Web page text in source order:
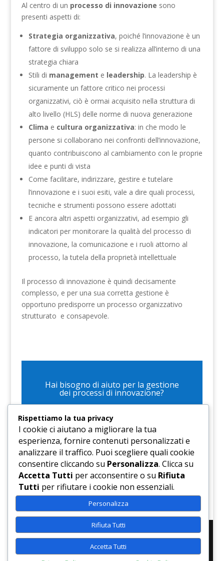
Al centro di un processo di innovazione sono
presenti aspetti di:
Strategia organizzativa, poiché l’innovazione è un
fattore di sviluppo solo se si realizza all’interno di una
strategia chiara
Stili di management e leadership. La leadership è
sicuramente un fattore critico nei processi
organizzativi, ciò è ormai acquisito nella struttura di
alto livello (HLS) delle norme di nuova generazione
Clima e cultura organizzativa: in che modo le
persone si collaborano nei confronti dell’innovazione,
quanto contribuiscono al cambiamento con le proprie
idee e punti di vista
Come facilitare, indirizzare, gestire e tutelare
l’innovazione e i suoi esiti, vale a dire quali processi,
tecniche e strumenti possono essere adottati
E ancora altri aspetti organizzativi, ad esempio gli
indicatori per monitorare la qualità del processo di
innovazione, la comunicazione e i ruoli attorno al
processo, la tutela della proprietà intellettuale
Il processo di innovazione è quindi decisamente
complesso, e per una sua corretta gestione è
opportuno predisporre un processo organizzativo
strutturato e consapevole.
Hai bisogno di aiuto per la gestione
dei processi di innovazione?
CONTATTACI
P.IVA 05459350962 | Copyright© 2016/17 Cesvor -
Rispettiamo la tua privacy
I cookie ci aiutano a migliorare la tua
esperienza, fornire contenuti personalizzati e
analizzare il traffico. Puoi scegliere quali cookie
consentire cliccando su Personalizza. Clicca su
Accetta Tutti per acconsentire o su Rifiuta
Tutti per rifiutare i cookie non essenziali.
Personalizza
Rifiuta Tutti
Accetta Tutti